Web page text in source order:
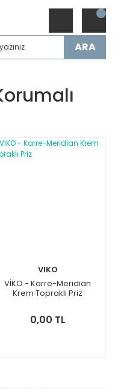
ARA
VIKO
VİKO - Karre-Meridian
Krem Topraklı Priz
0,00 TL